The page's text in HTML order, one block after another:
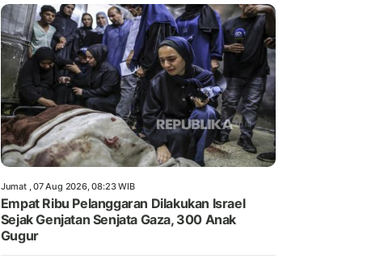
Jumat , 07 Aug 2026, 08:23 WIB
Empat Ribu Pelanggaran Dilakukan Israel
Sejak Genjatan Senjata Gaza, 300 Anak
Gugur